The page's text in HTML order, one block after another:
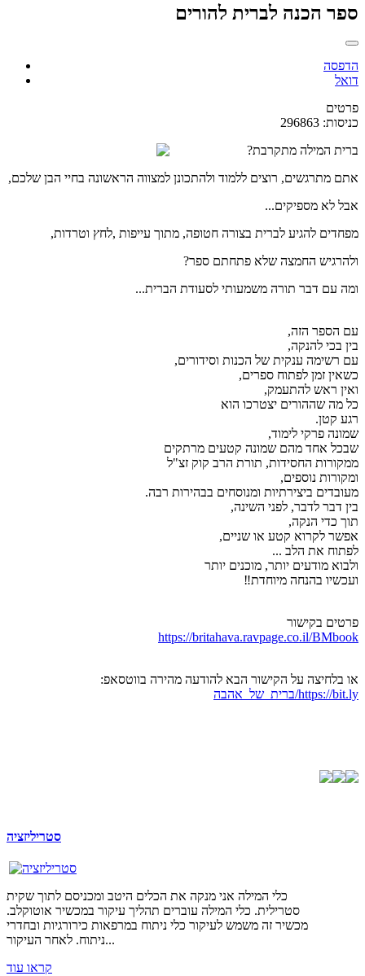
ספר הכנה לברית להורים
הדפסה
דואל
פרטים
כניסות: 296863
ברית המילה מתקרבת?
אתם מתרגשים, רוצים ללמוד ולהתכונן למצווה הראשונה בחיי הבן שלכם,
אבל לא מספיקים...
מפחדים להגיע לברית בצורה חטופה, מתוך עייפות ,לחץ וטרדות,
ולהרגיש החמצה שלא פתחתם ספר?
ומה עם דבר תורה משמעותי לסעודת הברית...
עם הספר הזה,
בין בכי להנקה,
עם רשימה ענקית של הכנות וסידורים,
כשאין זמן לפתוח ספרים,
ואין ראש להתעמק,
כל מה שההורים יצטרכו הוא
רגע קטן.
שמונה פרקי לימוד,
שבכל אחד מהם שמונה קטעים מרתקים
ממקורות החסידות, תורת הרב קוק זצ"ל
ומקורות נוספים,
מעובדים ביצירתיות ומנוסחים בבהירות רבה.
בין דבר לדבר, לפני השינה,
תוך כדי הנקה,
אפשר לקרוא קטע או שניים,
לפתוח את הלב ...
ולבוא מודעים יותר, מוכנים יותר
ועכשיו בהנחה מיוחדת‼️
פרטים בקישור
https://britahava.ravpage.co.il/BMbook
או בלחיצה על הקישור הבא להודעה מהירה בווטסאפ:
https://bit.ly/ברית_של_אהבה
סטריליזציה
כלי המילה אני מנקה את הכלים היטב ומכניסם לתוך שקית
סטרילית. כלי המילה עוברים תהליך עיקור במכשיר אוטוקלב.
מכשיר זה משמש לעיקור כלי ניתוח במרפאות כירורגיות ובחדרי
ניתוח. לאחר העיקור...
קראו עוד